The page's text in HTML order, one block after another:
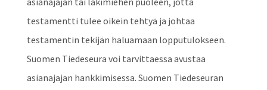
testamentti tulee oikein tehtyä ja johtaa
testamentin tekijän haluamaan lopputulokseen.
Suomen Tiedeseura voi tarvittaessa avustaa
asianajajan hankkimisessa. Suomen Tiedeseuran